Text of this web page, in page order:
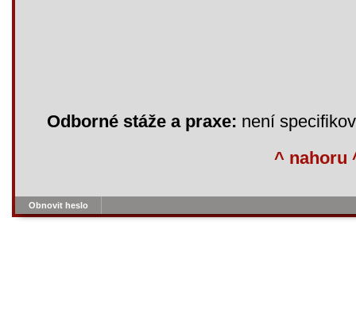
Odborné stáže a praxe: není
^ nahoru
Obnovit heslo